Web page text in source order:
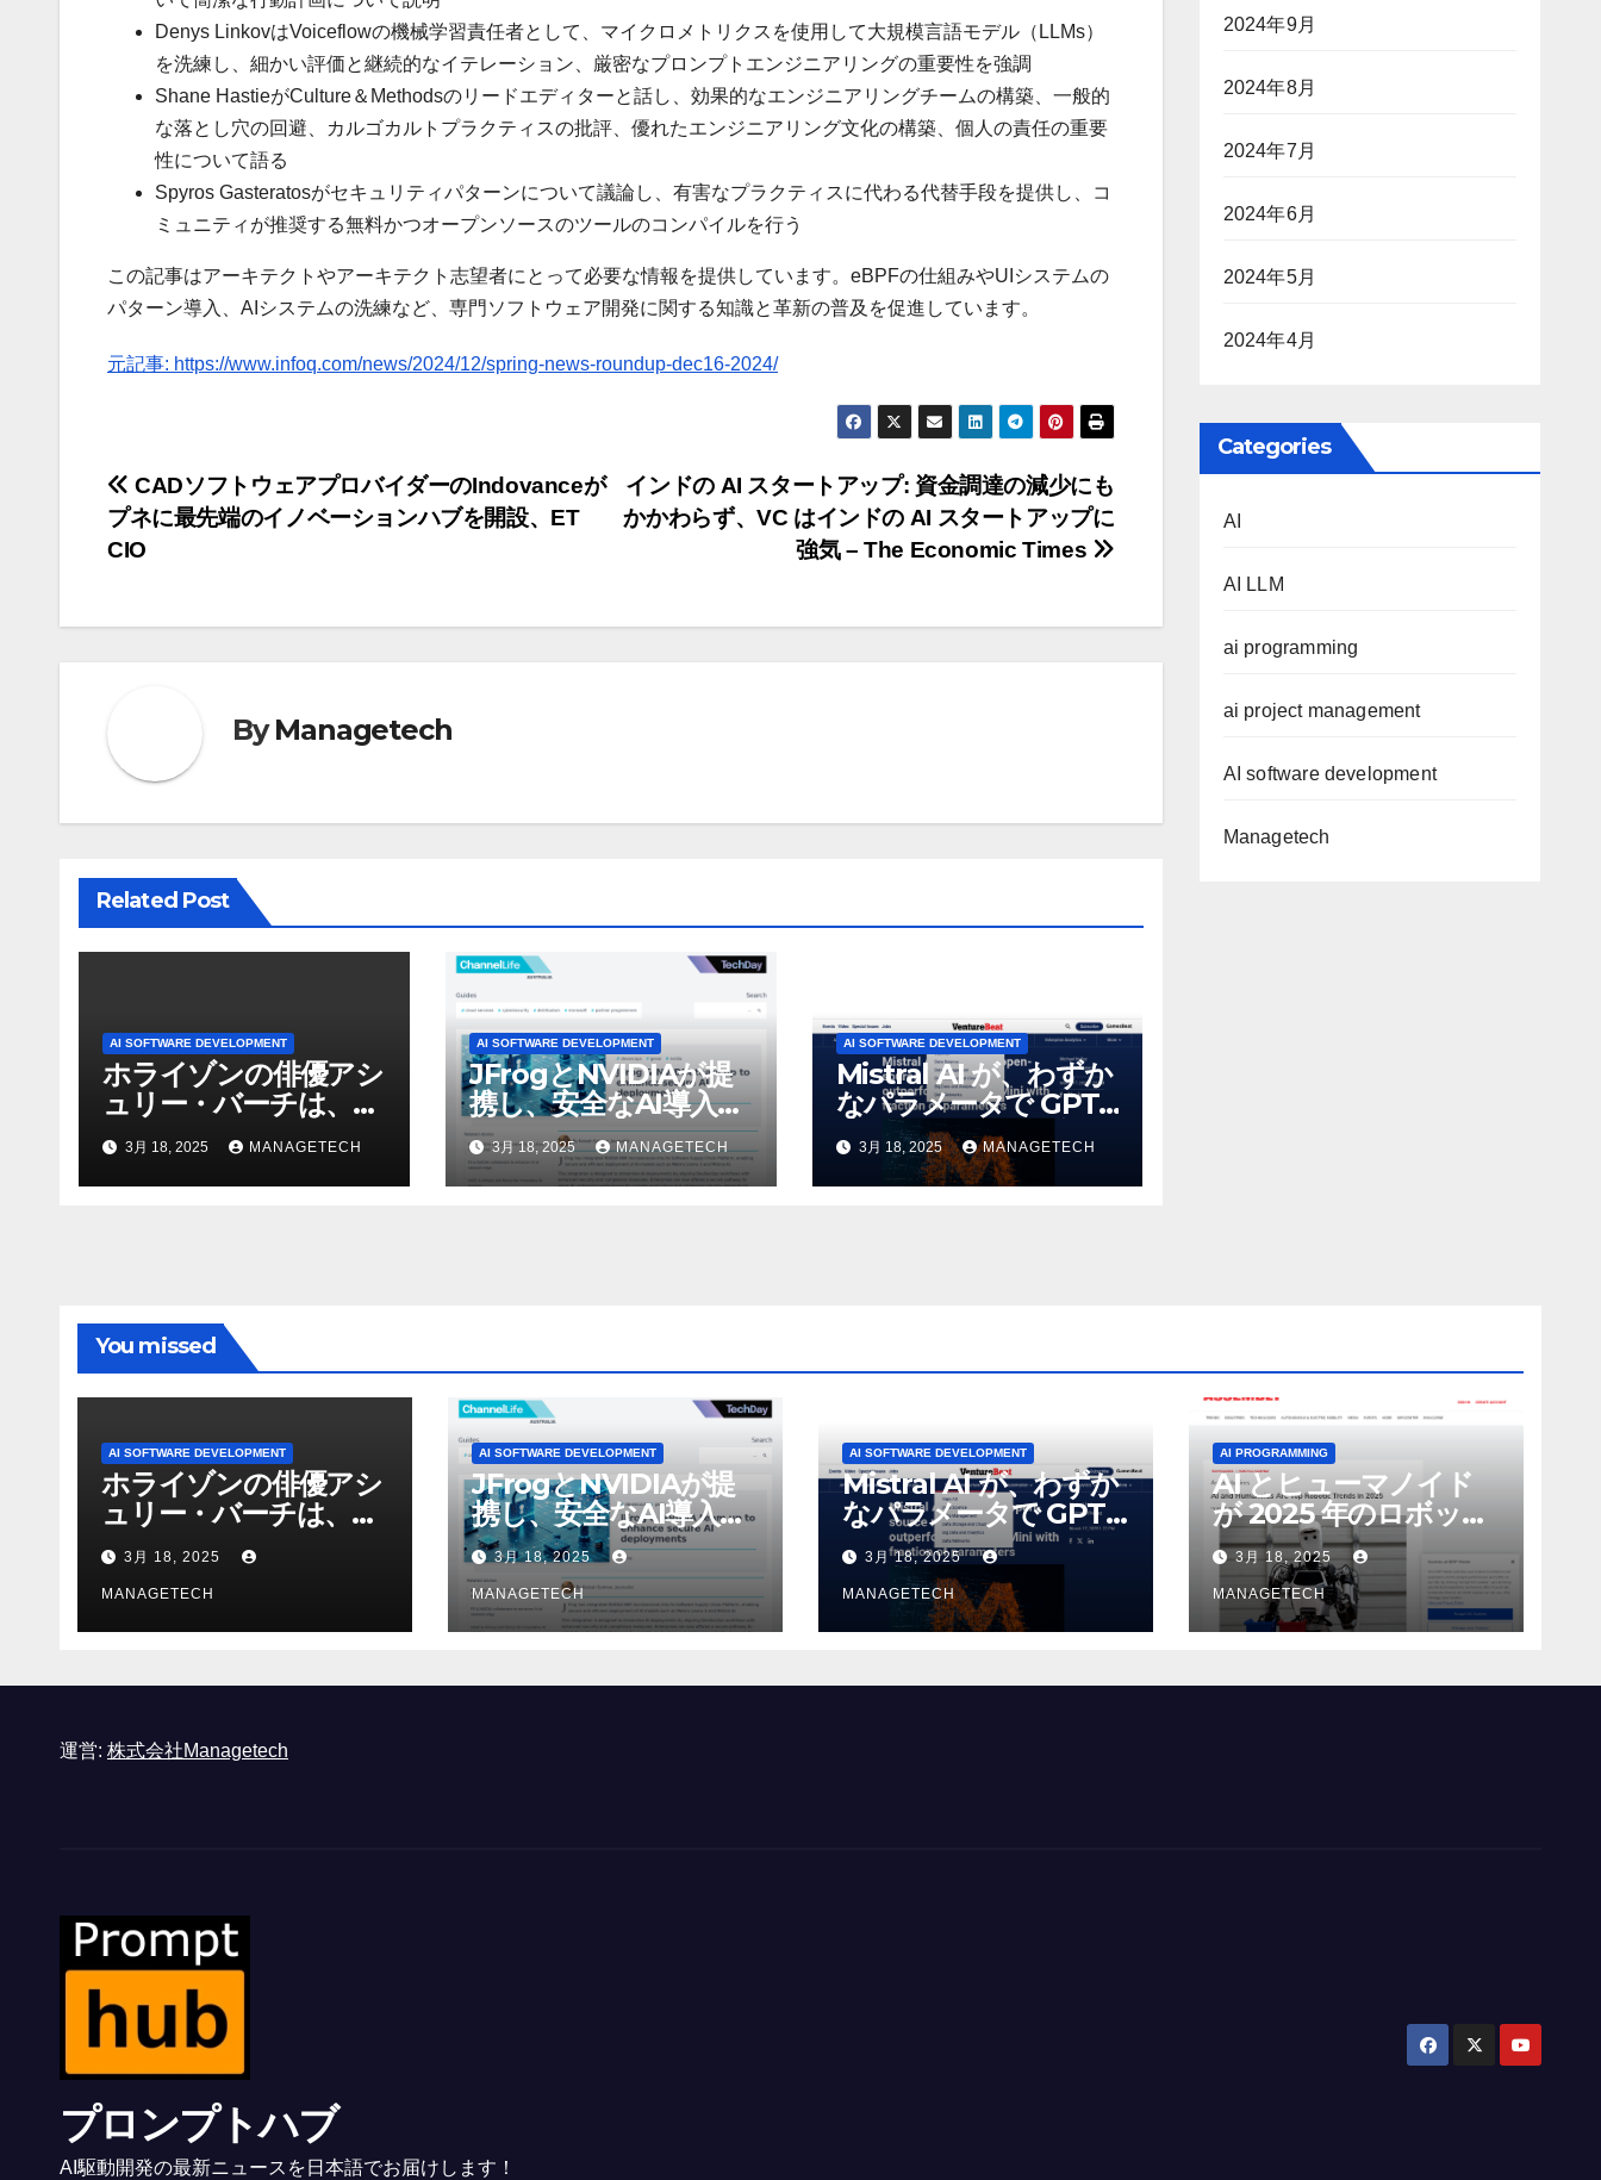
Denys LinkovはVoiceflowの機械学習責任者として、マイクロメトリクスを使用して大規模言語モデル（LLMs）
を洗練し、細かい評価と継続的なイテレーション、厳密なプロンプトエンジニアリングの重要性を強調
Shane HastieがCulture＆Methodsのリードエディターと話し、効果的なエンジニアリングチームの構築、一般的
な落とし穴の回避、カルゴカルトプラクティスの批評、優れたエンジニアリング文化の構築、個人の責任の重要
性について語る
Spyros Gasteratosがセキュリティパターンについて議論し、有害なプラクティスに代わる代替手段を提供し、コ
ミュニティが推奨する無料かつオープンソースのツールのコンパイルを行う
この記事はアーキテクトやアーキテクト志望者にとって必要な情報を提供しています。eBPFの仕組みやUIシステムの
パターン導入、AIシステムの洗練など、専門ソフトウェア開発に関する知識と革新の普及を促進しています。
元記事: https://www.infoq.com/news/2024/12/spring-news-roundup-dec16-2024/
投
稿
ビ
ー
シ
ョ
ン
インドの AI スタートアップ: 資金調達の減少にも
かかわらず、VC はインドの AI スタートアップに
強気 – The Economic Times
CADソフトウェアプロバイダーのIndovanceが
プネに最先端のイノベーションハブを開設、ET
CIO
ByManagetech
Related Post
AI SOFTWARE DEVELOPMENT
ホライゾンの俳優アシ
ュリー・バーチは、ソ
ニーのAIアロイのビデ
オを見て「ゲームパフ
ォーマンスという芸術
3月 18, 2025 MANAGETECH
AI SOFTWARE DEVELOPMENT
JFrogとNVIDIAが提
携し、安全なAI導入を
強化
3月 18, 2025 MANAGETECH
AI SOFTWARE DEVELOPMENT
Mistral AI が、わずか
なパラメータで GPT-
4o Mini を上回る新し
いオープンソース モ
デルをリリース |
3月 18, 2025 MANAGETECH
2024年9月
2024年8月
2024年7月
2024年6月
2024年5月
2024年4月
Categories
AI
AI LLM
ai programming
ai project management
AI software development
Managetech
You missed
AI SOFTWARE DEVELOPMENT
ホライゾンの俳優アシ
ュリー・バーチは、ソ
ニーのAIアロイのビデ
オを見て「ゲームパフ
ォーマンスという芸術
形式に不安を感じた」
3月 18, 2025
MANAGETECH
AI SOFTWARE DEVELOPMENT
JFrogとNVIDIAが提
携し、安全なAI導入を
強化
3月 18, 2025
MANAGETECH
AI SOFTWARE DEVELOPMENT
Mistral AI が、わずか
なパラメータで GPT-
4o Mini を上回る新し
いオープンソース モ
デルをリリース |
VentureBeat
3月 18, 2025
MANAGETECH
AI PROGRAMMING
AI とヒューマノイド
が 2025 年のロボット
のトップトレンドに |
ASSEMBLY
3月 18, 2025
MANAGETECH
運営: 株式会社Managetech
プロンプトハブ
AI駆動開発の最新ニュースを日本語でお届けします！